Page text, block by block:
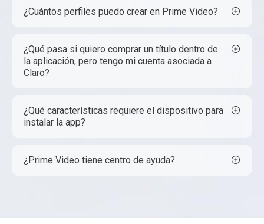
¿Cuántos perfiles puedo crear en Prime Video?
¿Qué pasa si quiero comprar un título dentro de
la aplicación, pero tengo mi cuenta asociada a
Claro?
¿Qué características requiere el dispositivo para
instalar la app?
¿Prime Video tiene centro de ayuda?